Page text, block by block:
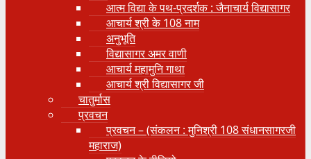
आत्म विद्या के पथ-प्रदर्शक : जैनाचार्य विद्यासागर
आचार्य श्री के 108 नाम
अनुभूति
विद्यासागर अमर वाणी
आचार्य महामुनि गाथा
आचार्य श्री विद्यासागर जी
चातुर्मास
प्रवचन
प्रवचन – (संकलन : मुनिश्री 108 संधानसागरजी
महाराज)